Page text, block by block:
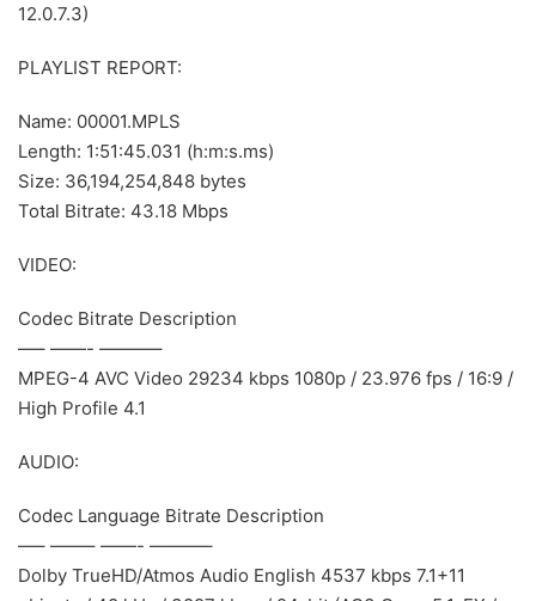
12.0.7.3)
PLAYLIST REPORT:
Name: 00001.MPLS
Length: 1:51:45.031 (h:m:s.ms)
Size: 36,194,254,848 bytes
Total Bitrate: 43.18 Mbps
VIDEO:
Codec Bitrate Description
—– ——- ———–
MPEG-4 AVC Video 29234 kbps 1080p / 23.976 fps / 16:9 /
High Profile 4.1
AUDIO:
Codec Language Bitrate Description
—– ——– ——- ———–
Dolby TrueHD/Atmos Audio English 4537 kbps 7.1+11